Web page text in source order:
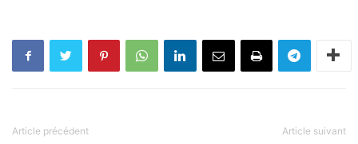
Article précédent Article suivant